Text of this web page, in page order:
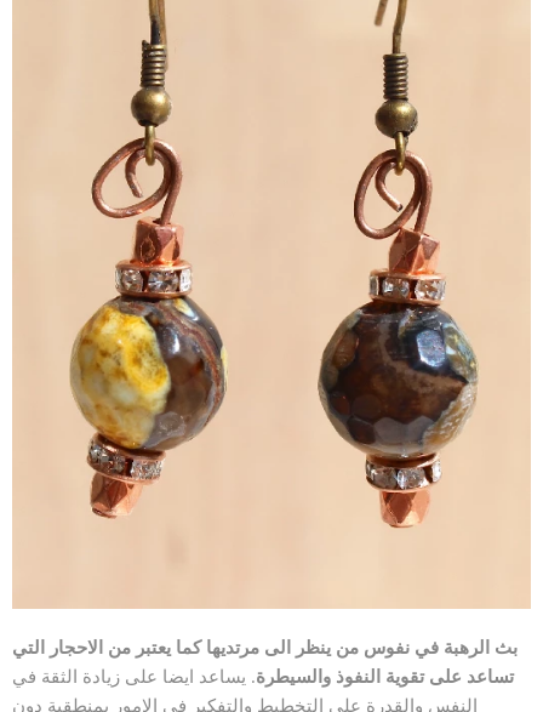
بث الرهبة في نفوس من ينظر الى مرتديها كما يعتبر من الاحجار التي
تساعد على تقوية النفوذ والسيطرة. يساعد ايضا على زيادة الثقة في
النفس والقدرة على التخطيط والتفكير في الامور بمنطقية دون